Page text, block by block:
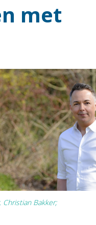
met
Christian Bakker;